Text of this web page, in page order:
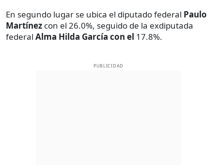
En segundo lugar se ubica el diputado federal Paulo
Martínez con el 26.0%, seguido de la exdiputada
federal Alma Hilda García con el 17.8%.
PUBLICIDAD